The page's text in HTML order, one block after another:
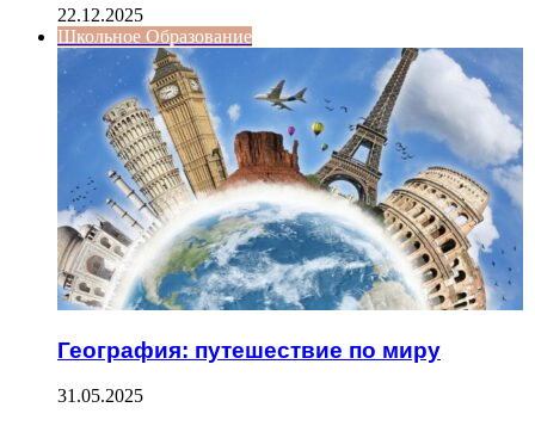
22.12.2025
Школьное Образование
География: путешествие по миру
31.05.2025